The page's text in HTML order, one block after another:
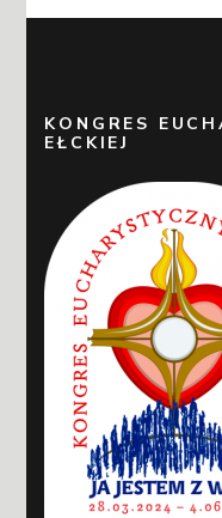
KONGRES
EŁCKIEJ